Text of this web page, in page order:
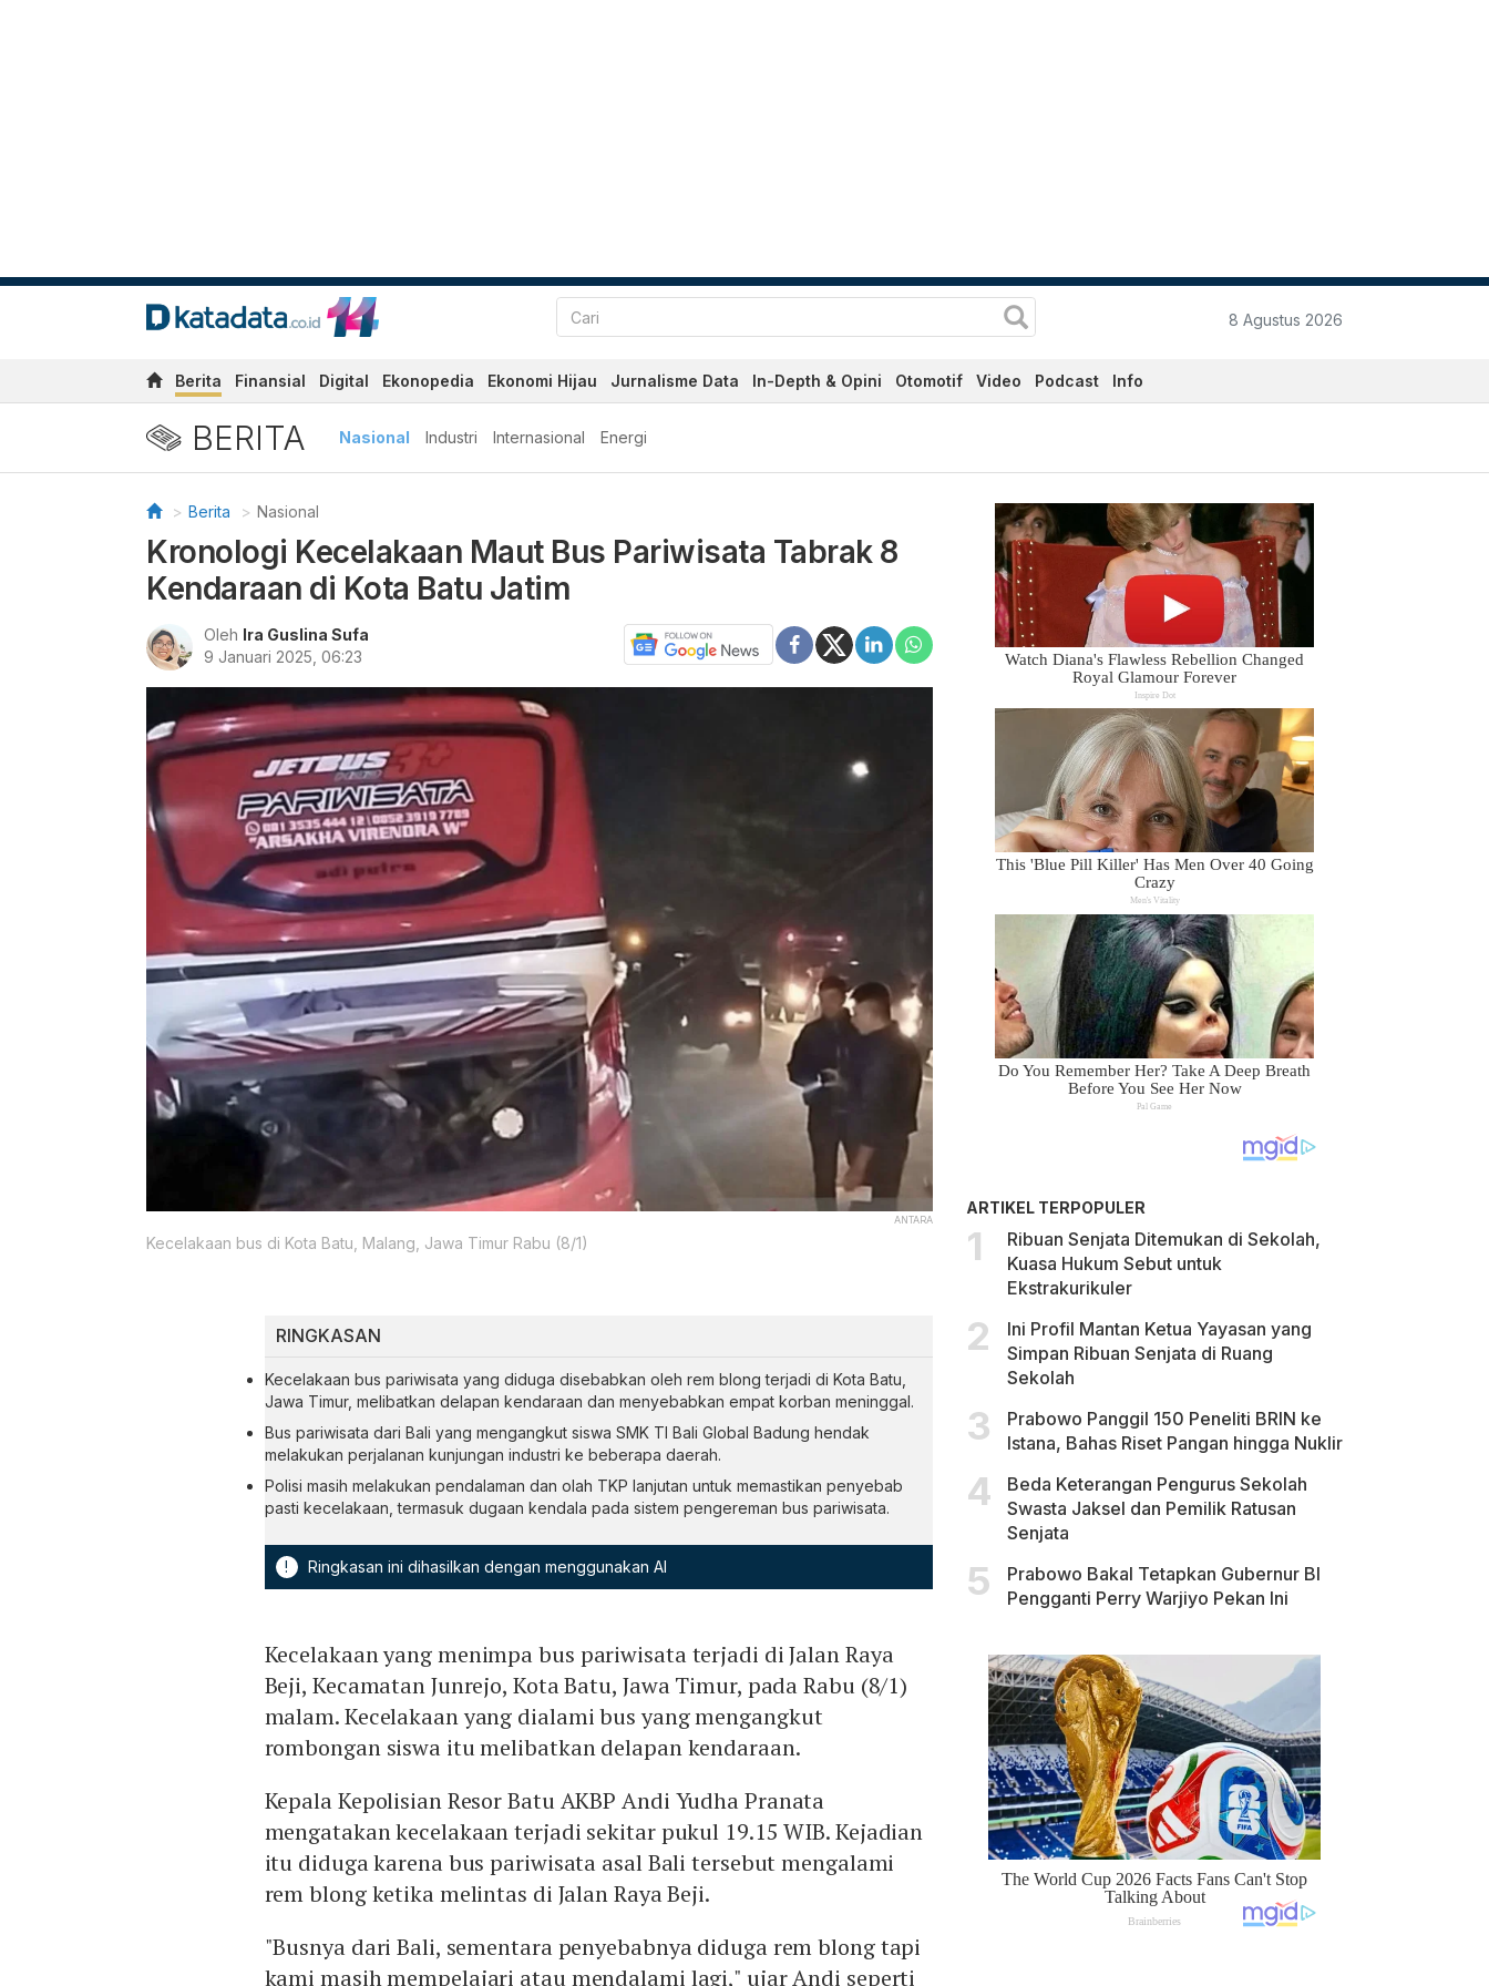
8 Agustus 2026
Berita Finansial Digital Ekonopedia Ekonomi Hijau Jurnalisme Data In-Depth & Opini Otomotif Video Podcast Info
BERITA Nasional Industri Internasional Energi
Berita Nasional
Kronologi Kecelakaan Maut Bus Pariwisata Tabrak 8
Kendaraan di Kota Batu Jatim
Oleh Ira Guslina Sufa
9 Januari 2025, 06:23
ANTARA
Kecelakaan bus di Kota Batu, Malang, Jawa Timur Rabu (8/1)
RINGKASAN
Kecelakaan bus pariwisata yang diduga disebabkan oleh rem blong terjadi di Kota Batu,
Jawa Timur, melibatkan delapan kendaraan dan menyebabkan empat korban meninggal.
Bus pariwisata dari Bali yang mengangkut siswa SMK TI Bali Global Badung hendak
melakukan perjalanan kunjungan industri ke beberapa daerah.
Polisi masih melakukan pendalaman dan olah TKP lanjutan untuk memastikan penyebab
pasti kecelakaan, termasuk dugaan kendala pada sistem pengereman bus pariwisata.
! Ringkasan ini dihasilkan dengan menggunakan AI
Kecelakaan yang menimpa bus pariwisata terjadi di Jalan Raya
Beji, Kecamatan Junrejo, Kota Batu, Jawa Timur, pada Rabu (8/1)
malam. Kecelakaan yang dialami bus yang mengangkut
rombongan siswa itu melibatkan delapan kendaraan.
Kepala Kepolisian Resor Batu AKBP Andi Yudha Pranata
mengatakan kecelakaan terjadi sekitar pukul 19.15 WIB. Kejadian
itu diduga karena bus pariwisata asal Bali tersebut mengalami
rem blong ketika melintas di Jalan Raya Beji.
"Busnya dari Bali, sementara penyebabnya diduga rem blong tapi
kami masih mempelajari atau mendalami lagi," ujar Andi seperti
ARTIKEL TERPOPULER
Ribuan Senjata Ditemukan di Sekolah,
Kuasa Hukum Sebut untuk
Ekstrakurikuler
Ini Profil Mantan Ketua Yayasan yang
Simpan Ribuan Senjata di Ruang
Sekolah
Prabowo Panggil 150 Peneliti BRIN ke
Istana, Bahas Riset Pangan hingga Nuklir
Beda Keterangan Pengurus Sekolah
Swasta Jaksel dan Pemilik Ratusan
Senjata
Prabowo Bakal Tetapkan Gubernur BI
Pengganti Perry Warjiyo Pekan Ini